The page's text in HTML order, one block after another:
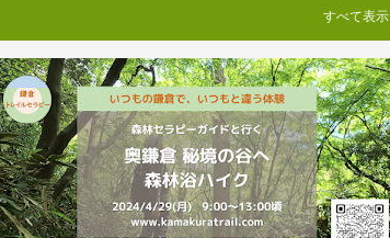
すべて表示
奥鎌倉 獅子舞 新緑 森林浴ハイキング 募集要項